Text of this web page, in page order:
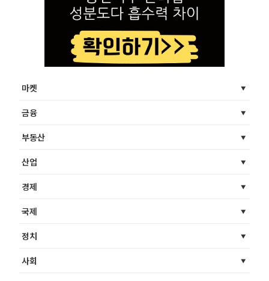
마켓
금융
부동산
산업
경제
국제
정치
사회